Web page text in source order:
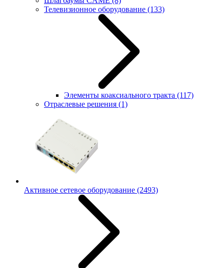
Телевизионное оборудование (133)
Элементы коаксиального тракта (117)
Отраслевые решения (1)
Активное сетевое оборудование (2493)